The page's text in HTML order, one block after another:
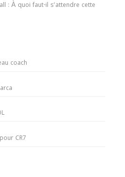
: À quoi faut-il s’attendre cette
coach
CR7